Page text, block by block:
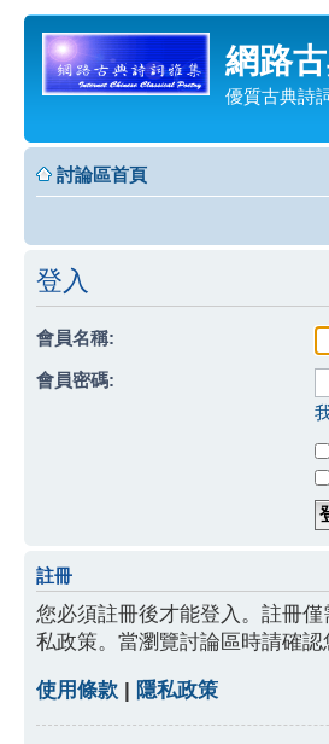
網路
優質古典詩
討論區首頁
登入
會員名稱:
會員密碼:
註冊
您必須註冊後才能登入。註冊
私政策。當瀏覽討論區時請確
使用條款 | 隱私政策